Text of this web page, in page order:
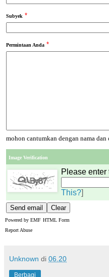
Subyek *
Permintaan Anda *
mohon cantumkan dengan nama
Image Verification
Please enter
This?]
Powered by EMF HTML Form
Report Abuse
Unknown di 06.20
Berbagi